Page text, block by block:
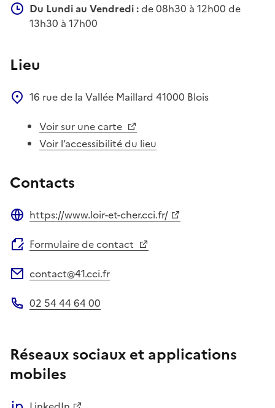
Du Lundi au Vendredi :de 08h30 à 12h00 de
13h30 à 17h00
Lieu
16 rue de la Vallée Maillard 41000 Blois
Voir sur une carte
Voir l’accessibilité du lieu
Contacts
https://www.loir-et-cher.cci.fr/
Formulaire de contact
contact@41.cci.fr
02 54 44 64 00
Réseaux sociaux et applications
mobiles